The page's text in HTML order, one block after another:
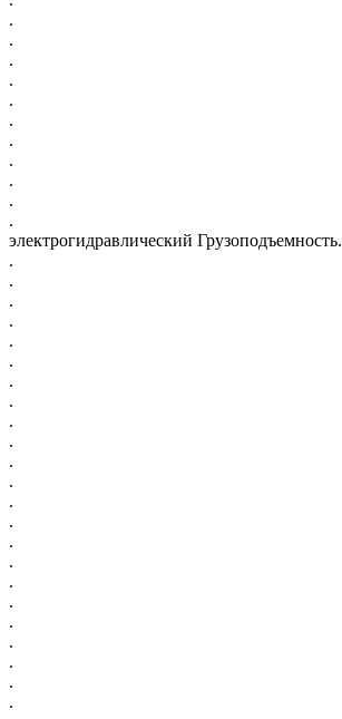
.
.
.
.
.
.
.
.
.
.
.
электрогидравлический Грузоподъемность.
.
.
.
.
.
.
.
.
.
.
.
.
.
.
.
.
.
.
.
.
.
.
.